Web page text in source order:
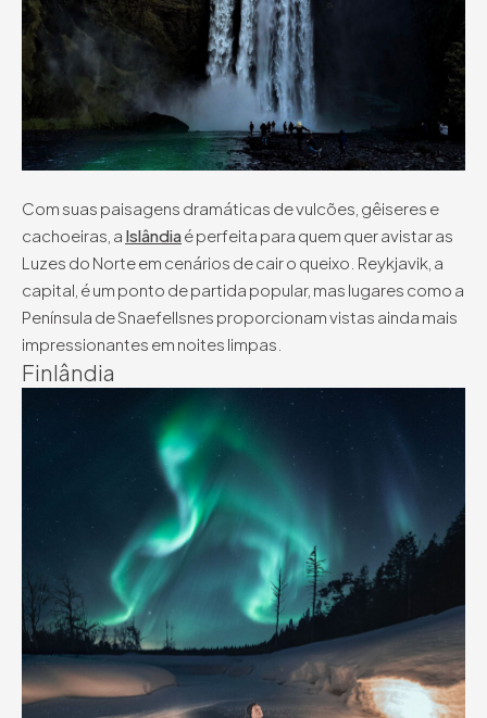
Com suas paisagens dramáticas de vulcões, gêiseres e
cachoeiras, a Islândiaé perfeita para quem quer avistar as
Luzes do Norte em cenários de cair o queixo. Reykjavik, a
capital, é um ponto de partida popular, mas lugares como a
Península de Snaefellsnes proporcionam vistas ainda mais
impressionantes em noites limpas.
Finlândia